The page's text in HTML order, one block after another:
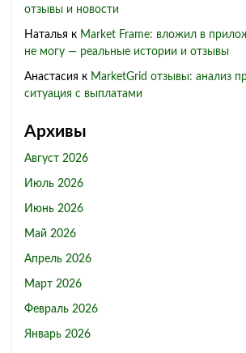
отзывы и новости
Наталья к Market Frame: вложил в
не могу — реальные истории и отзывы
Анастасия к MarketGrid отзывы: анализ
ситуация с выплатами
Архивы
Август 2026
Июль 2026
Июнь 2026
Май 2026
Апрель 2026
Март 2026
Февраль 2026
Январь 2026